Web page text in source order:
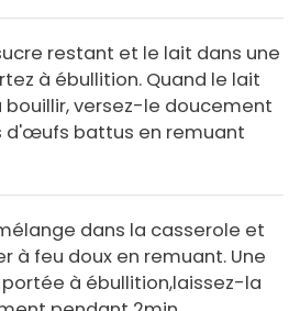
restant et le lait dans une
à ébullition. Quand le lait
versez-le doucement
d'œufs battus en remuant
dans la casserole et
à feu doux en remuant. Une
à ébullition,laissez-la